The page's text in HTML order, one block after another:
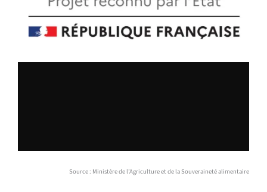
Source : Ministère de l’Agriculture et de la Souveraineté alimentaire